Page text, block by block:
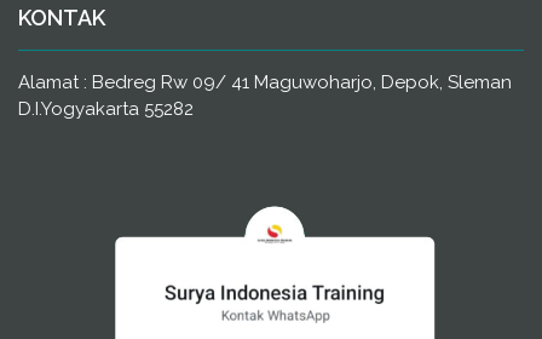
KONTAK
Alamat : Bedreg Rw 09/ 41 Maguwoharjo, Depok, Sleman
D.I.Yogyakarta 55282